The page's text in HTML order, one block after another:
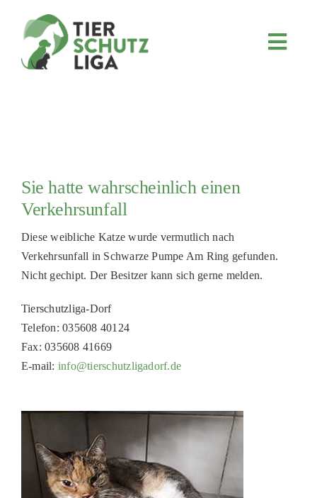
FÖRDERN & VERERBEN
TIERHEIMTIERE
TIERHEIME
HELFER WERDEN
Sie hatte wahrscheinlich einen
Verkehrsunfall
Diese weibliche Katze wurde vermutlich nach
Verkehrsunfall in Schwarze Pumpe Am Ring gefunden.
Nicht gechipt. Der Besitzer kann sich gerne melden.
Tierschutzliga-Dorf
Telefon: 035608 40124
Fax: 035608 41669
E-mail: info@tierschutzligadorf.de